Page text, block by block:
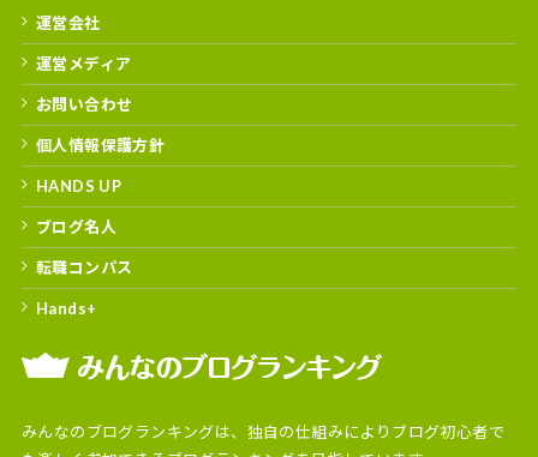
運営会社
運営メディア
お問い合わせ
個人情報保護方針
HANDS UP
ブログ名人
転職コンパス
Hands+
みんなのブログランキングは、独自の仕組みによりブログ初心者で